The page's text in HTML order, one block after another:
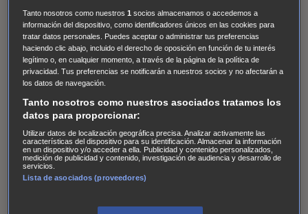
Hailey Dean Without Sin: Libre de Culpa Morbius
NCIS: Nueva Orleans Pandora En fuera de juego
The Shield: Al margen de la ley Duplicated Preacher
The Killing Kind Intersecciones DOC Bite Club
Circuito cerrado
Alert: Unidad
de personas desaparecidas
Ladrón de guante blanco Hannibal Daños y Perjuicios
AXN Masters of Sex Three PinesAccused Carter
Nevers
Magpie Murders Blindspot Coyote
Tanto nosotros como nuestros1 socios almacenamos o accedemos a
información del dispositivo, como identificadores únicos en las cookies para
tratar datos personales. Puedes aceptar o administrar tus preferencias
haciendo clic abajo, incluido el derecho de oposición en función de tu interés
legítimo o, en cualquier momento, a través de la página de la política de
privacidad. Tus preferencias se notificarán a nuestros socios y no afectarán a
los datos de navegación.
Tanto nosotros como nuestros asociados tratamos los
datos para proporcionar:
Utilizar datos de localización geográfica precisa. Analizar activamente las
características del dispositivo para su identificación. Almacenar la información
en un dispositivo y/o acceder a ella. Publicidad y contenido personalizados,
medición de publicidad y contenido, investigación de audiencia y desarrollo de
servicios.
Lista de asociados (proveedores)